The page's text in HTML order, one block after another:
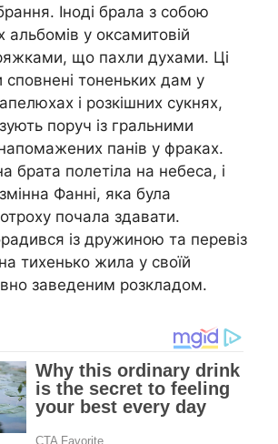
Іноді брала з собою
альбомів у оксамитовій
що пахли духами. Ці
тоненьких дам у
і розкішних сукнях,
поруч із гральними
панів у фраках.
брата полетіла на небеса, і
Фанні, яка була
почала здавати.
із дружиною та перевіз
тихенько жила у своїй
заведеним розкладом.